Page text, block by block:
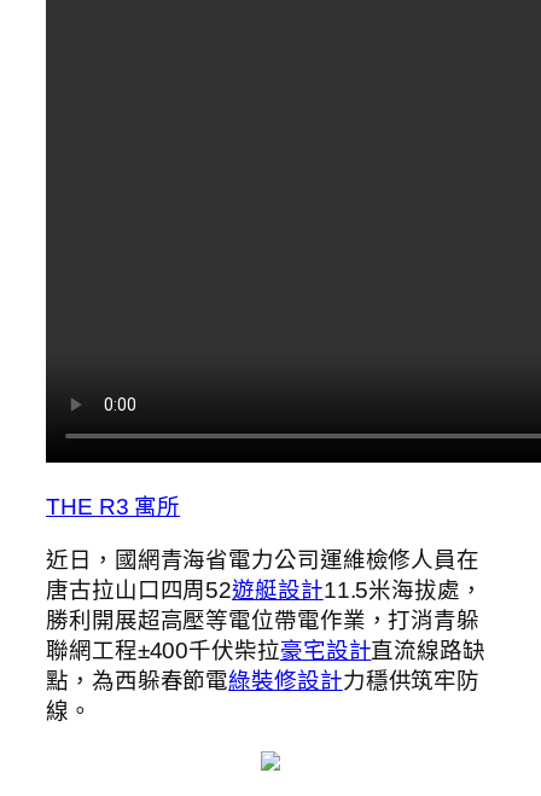
THE R3 寓所
近日，國網青海省電力公司運維檢修人員在
唐古拉山口四周52遊艇設計11.5米海拔處，
勝利開展超高壓等電位帶電作業，打消青躲
聯網工程±400千伏柴拉豪宅設計直流線路缺
點，為西躲春節電綠裝修設計力穩供筑牢防
線。